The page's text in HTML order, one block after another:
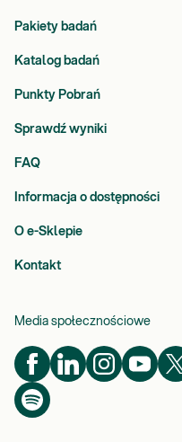
Pakiety badań
Katalog badań
Punkty Pobrań
Sprawdź wyniki
FAQ
Informacja o dostępności
O e-Sklepie
Kontakt
Media społecznościowe